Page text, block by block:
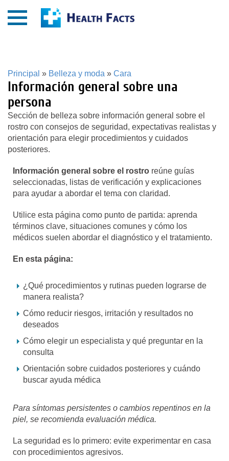
Principal » Belleza y moda » Cara
Información general sobre una
persona
Sección de belleza sobre información general sobre el
rostro con consejos de seguridad, expectativas realistas y
orientación para elegir procedimientos y cuidados
posteriores.
Información general sobre el rostro reúne guías
seleccionadas, listas de verificación y explicaciones
para ayudar a abordar el tema con claridad.
Utilice esta página como punto de partida: aprenda
términos clave, situaciones comunes y cómo los
médicos suelen abordar el diagnóstico y el tratamiento.
En esta página:
¿Qué procedimientos y rutinas pueden lograrse de
manera realista?
Cómo reducir riesgos, irritación y resultados no
deseados
Cómo elegir un especialista y qué preguntar en la
consulta
Orientación sobre cuidados posteriores y cuándo
buscar ayuda médica
Para síntomas persistentes o cambios repentinos en la
piel, se recomienda evaluación médica.
La seguridad es lo primero: evite experimentar en casa
con procedimientos agresivos.